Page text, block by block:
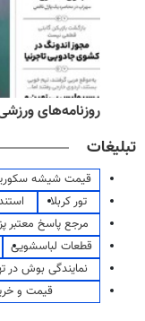
روزنامه‌های ورزشی
تبلیغات
قیمت شیشه
تور کربلا
مرجع پاسخ معتبر
قطعات لباسشویی
نمایندگی بوش در
قیمت و